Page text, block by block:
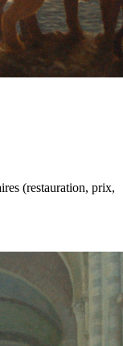
(restauration, prix,